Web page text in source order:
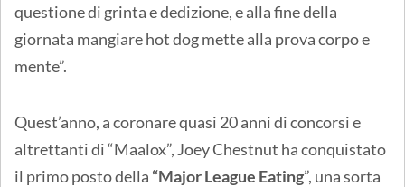
questione di grinta e dedizione, e alla fine della
giornata mangiare hot dog mette alla prova corpo e
mente”.
Quest’anno, a coronare quasi 20 anni di concorsi e
altrettanti di “Maalox”, Joey Chestnut ha conquistato
il primo posto della “Major League Eating”, una sorta